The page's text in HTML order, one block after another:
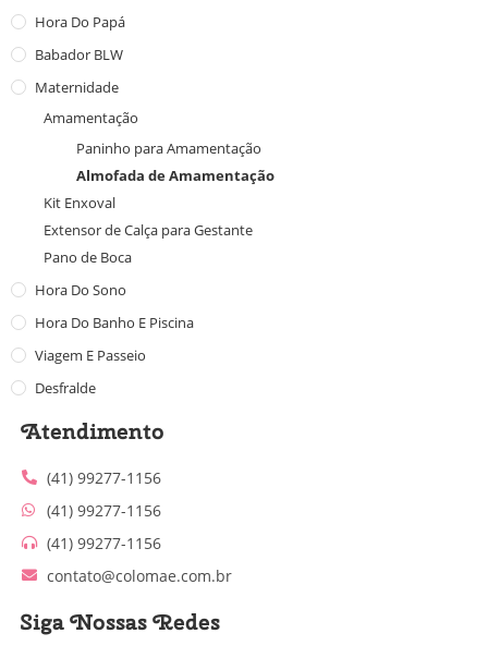
Hora Do Papá
Babador BLW
Maternidade
Amamentação
Paninho para Amamentação
Almofada de Amamentação
Kit Enxoval
Extensor de Calça para Gestante
Pano de Boca
Hora Do Sono
Hora Do Banho E Piscina
Viagem E Passeio
Desfralde
Atendimento
(41) 99277-1156
(41) 99277-1156
(41) 99277-1156
contato@colomae.com.br
Siga Nossas Redes